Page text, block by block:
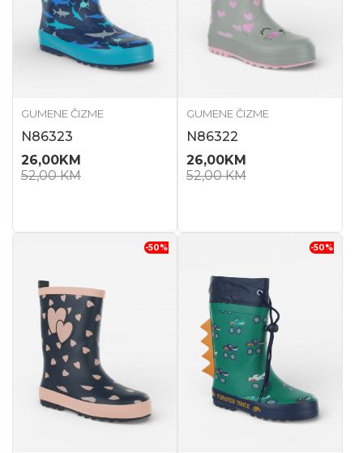
GUMENE ČIZME
N86323
26,00KM
52,00KM
GUMENE ČIZME
N86322
26,00KM
52,00KM
-50% -50%